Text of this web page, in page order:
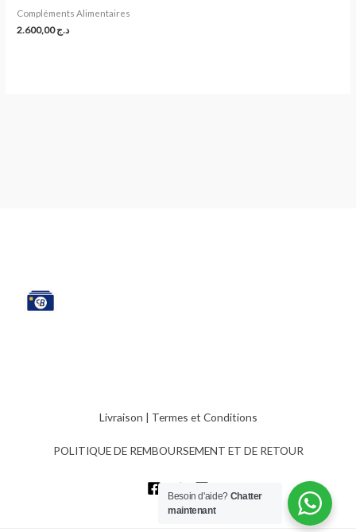
Compléments Alimentaires
د.ج2.600,00
Livraison | Termes et Conditions
POLITIQUE DE REMBOURSEMENT ET DE RETOUR
Besoin d'aide? Chatter
maintenant